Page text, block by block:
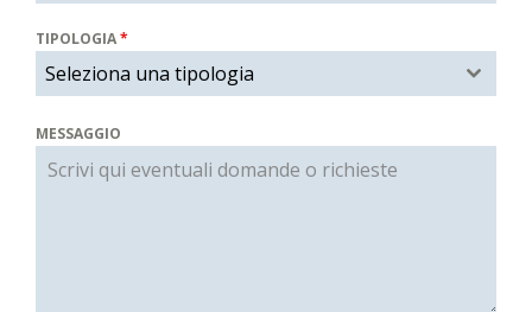
TIPOLOGIA*
Seleziona una tipologia
MESSAGGIO